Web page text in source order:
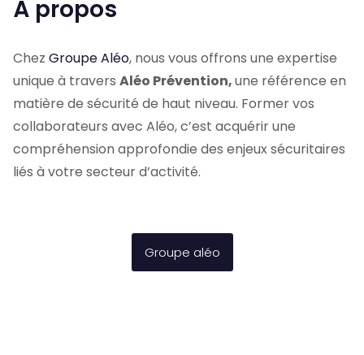
À propos
Chez Groupe Aléo, nous vous offrons une expertise
unique à travers Aléo Prévention,une référence en
matière de sécurité de haut niveau. Former vos
collaborateurs avec Aléo, c’est acquérir une
compréhension approfondie des enjeux sécuritaires
liés à votre secteur d’activité.
Groupe aléo